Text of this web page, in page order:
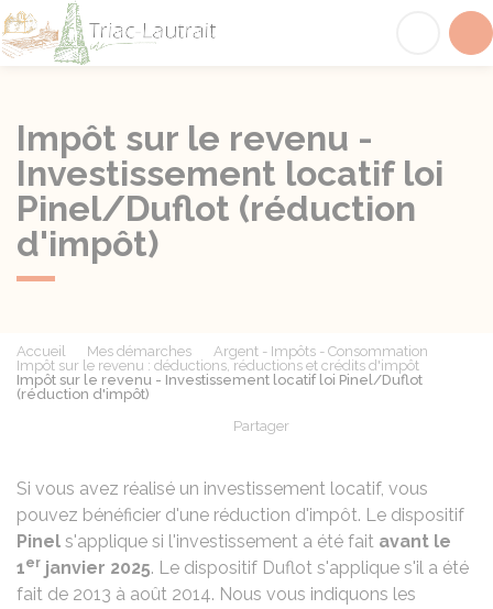
Impôt sur le revenu -
Investissement locatif loi
Pinel/Duflot (réduction
d'impôt)
Accueil Mes démarches
Argent - Impôts - Consommation
Impôt sur le revenu : déductions, réductions et crédits d'impôt
Impôt sur le revenu - Investissement locatif loi Pinel/Duflot
(réduction d'impôt)
Partager
Si vous avez réalisé un investissement locatif, vous
pouvez bénéficier d'une réduction d'impôt. Le dispositif
Pinel s'applique si l'investissement a été fait avant le
1er janvier 2025. Le dispositif Duflot s'applique s'il a été
fait de 2013 à août 2014. Nous vous indiquons les